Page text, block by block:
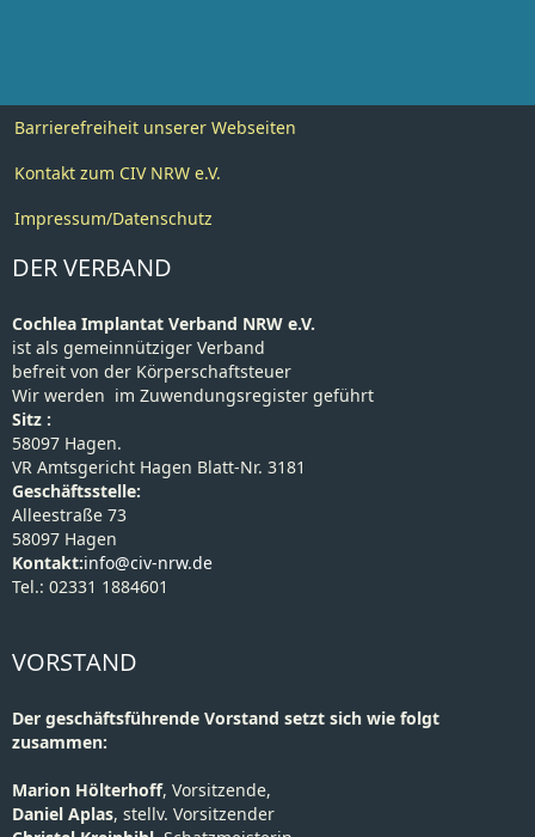
Barrierefreiheit unserer Webseiten
Kontakt zum CIV NRW e.V.
Impressum/Datenschutz
DER VERBAND
Cochlea Implantat Verband NRW e.V.
ist als gemeinnütziger Verband
befreit von der Körperschaftsteuer
Wir werden im Zuwendungsregister geführt
Sitz :
58097 Hagen.
VR Amtsgericht Hagen Blatt-Nr. 3181
Geschäftsstelle:
Alleestraße 73
58097 Hagen
Kontakt:info@civ-nrw.de
Tel.: 02331 1884601
VORSTAND
Der geschäftsführende Vorstand setzt sich wie folgt
zusammen:
Marion Hölterhoff, Vorsitzende,
Daniel Aplas, stellv. Vorsitzender